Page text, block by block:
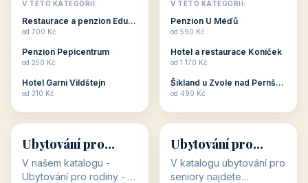
dovolenou přímo
souvisejí. Aktivní
odpočinek jso...
V TÉTO KATEGORII:
Restaurace a penzion Eduard
od 700 Kč
Penzion Pepicentrum
od 250 Kč
Hotel Garni Vildštejn
od 310 Kč
cenově dostupné
ubytování v ČR. Budete
c...
V TÉTO KATEGORII:
Penzion U Méďů
od 590 Kč
Hotel a restaurace Koníček
od 1 170 Kč
Šikland u Zvole nad Pernštejnem
od 490 Kč
👨‍👩‍👧‍👦
👨‍👩‍👧‍👦
34 objektů
Ubytování pro
rodiny
V našem katalogu -
Ubytování pro rodiny -
🧓
🧓
33 objektů
Ubytování pro
seniory
V katalogu ubytování pro
seniory najdete